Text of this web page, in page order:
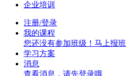
企业培训
注册/登录
我的课程
您还没有参加班级！马上报班
学习方案
消息
查看消息，请先登录哦